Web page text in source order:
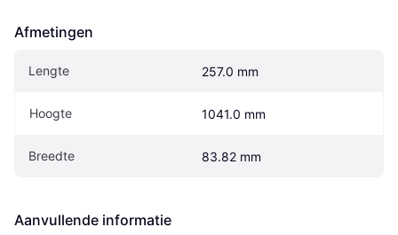
Afmetingen
Lengte 257.0 mm
Hoogte 1041.0 mm
Breedte 83.82 mm
Aanvullende informatie